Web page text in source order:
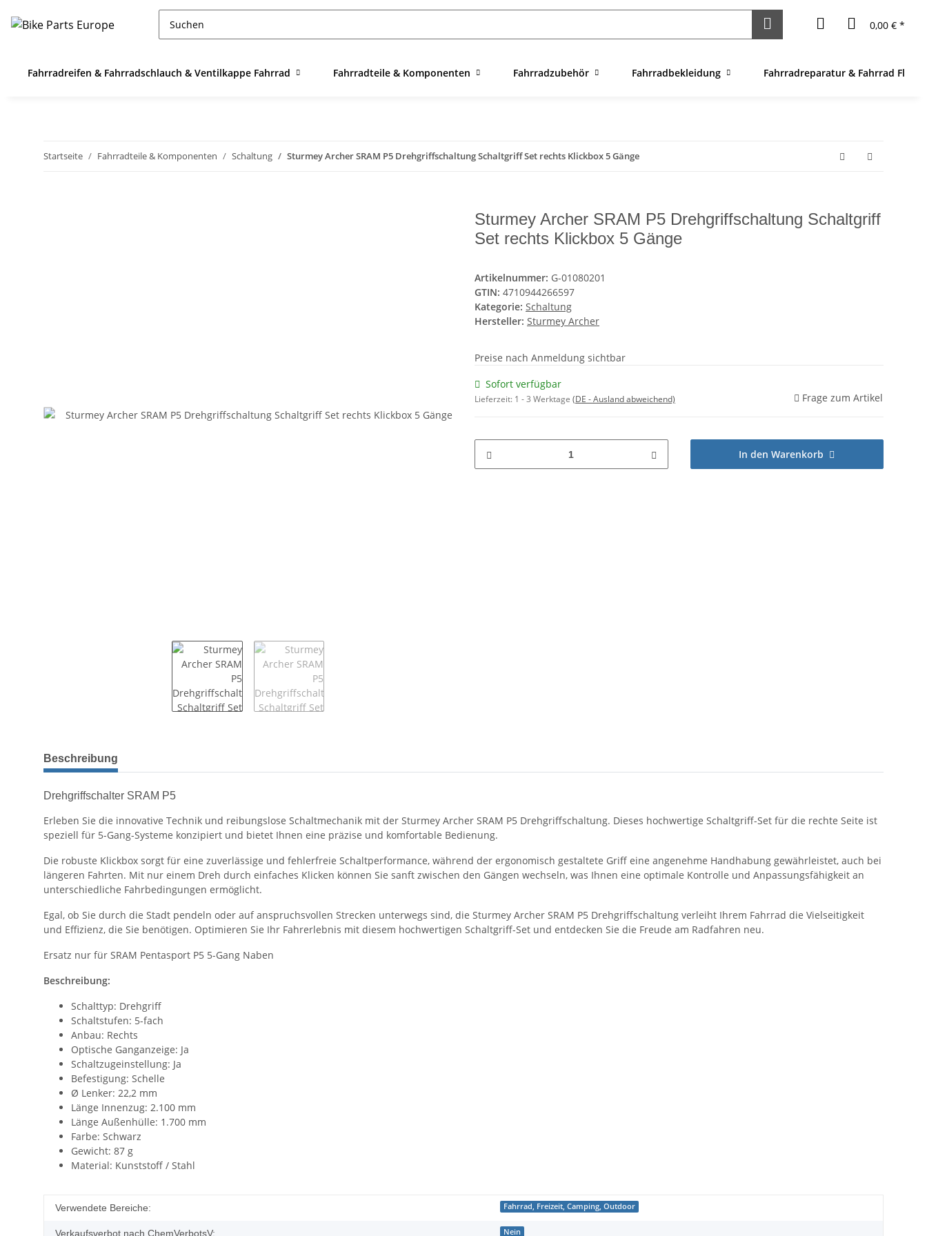
0,00 € *
Fahrradreifen & Fahrradschlauch & Ventilkappe Fahrrad Fahrradteile & Komponenten Fahrradzubehör Fahrradbekleidung Fahrradreparatur & Fahrrad
Startseite Fahrradteile & Komponenten Schaltung Sturmey Archer SRAM P5 Drehgriffschaltung Schaltgriff Set rechts Klickbox 5 Gänge
Sturmey Archer SRAM P5 Drehgriffschaltung Schaltgriff
Set rechts Klickbox 5 Gänge
Artikelnummer: G-01080201
GTIN: 4710944266597
Kategorie: Schaltung
Hersteller: Sturmey Archer
Preise nach Anmeldung sichtbar
Sofort verfügbar
Lieferzeit: 1 - 3 Werktage (DE - Ausland abweichend) Frage zum Artikel
In den Warenkorb
Beschreibung
Drehgriffschalter SRAM P5
Erleben Sie die innovative Technik und reibungslose Schaltmechanik mit der Sturmey Archer SRAM P5 Drehgriffschaltung. Dieses hochwertige Schaltgriff-Set für die rechte Seite ist
speziell für 5-Gang-Systeme konzipiert und bietet Ihnen eine präzise und komfortable Bedienung.
Die robuste Klickbox sorgt für eine zuverlässige und fehlerfreie Schaltperformance, während der ergonomisch gestaltete Griff eine angenehme Handhabung gewährleistet, auch bei
längeren Fahrten. Mit nur einem Dreh durch einfaches Klicken können Sie sanft zwischen den Gängen wechseln, was Ihnen eine optimale Kontrolle und Anpassungsfähigkeit an
unterschiedliche Fahrbedingungen ermöglicht.
Egal, ob Sie durch die Stadt pendeln oder auf anspruchsvollen Strecken unterwegs sind, die Sturmey Archer SRAM P5 Drehgriffschaltung verleiht Ihrem Fahrrad die Vielseitigkeit
und Effizienz, die Sie benötigen. Optimieren Sie Ihr Fahrerlebnis mit diesem hochwertigen Schaltgriff-Set und entdecken Sie die Freude am Radfahren neu.
Ersatz nur für SRAM Pentasport P5 5-Gang Naben
Beschreibung:
Schalttyp: Drehgriff
Schaltstufen: 5-fach
Anbau: Rechts
Optische Ganganzeige: Ja
Schaltzugeinstellung: Ja
Befestigung: Schelle
Ø Lenker: 22,2 mm
Länge Innenzug: 2.100 mm
Länge Außenhülle: 1.700 mm
Farbe: Schwarz
Gewicht: 87 g
Material: Kunststoff / Stahl
Verwendete Bereiche: Fahrrad, Freizeit, Camping, Outdoor
Verkaufsverbot nach ChemVerbotsV: Nein